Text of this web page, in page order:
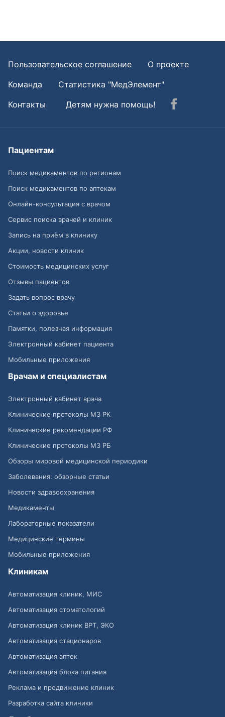
Пользовательское соглашение
О проекте
Команда
Статистика "МедЭлемент"
Контакты
Детям нужна помощь!
Пациентам
Поиск медикаментов по регионам
Поиск медикаментов по аптекам
Онлайн-консультация с врачом
Сервис поиска врачей и клиник
Запись на приём в клинику
Акции, новости клиник
Стоимость медицинских услуг
Отзывы пациентов
Задать вопрос врачу
Статьи о здоровье
Памятки, полезная информация
Электронный кабинет пациента
Мобильные приложения
Врачам и специалистам
Электронный кабинет врача
Клинические протоколы МЗ РК
Клинические рекомендации РФ
Клинические протоколы МЗ РБ
Обзоры мировой медицинской периодики
Заболевания: обзорные статьи
Новости здравоохранения
Медикаменты
Лабораторные показатели
Медицинские термины
Мобильные приложения
Клиникам
Автоматизация клиник, МИС
Автоматизация стоматологий
Автоматизация клиник ВРТ, ЭКО
Автоматизация стационаров
Автоматизация аптек
Автоматизация блока питания
Реклама и продвижение клиник
Разработка сайта клиники